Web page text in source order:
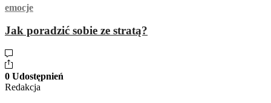
emocje
Jak poradzić sobie ze stratą?
0 Udostępnień
Redakcja